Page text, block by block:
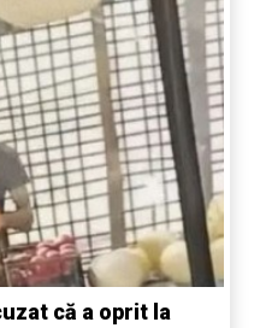
că a oprit la